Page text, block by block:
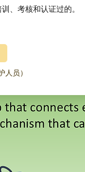
、考核和认证过的。
人员）